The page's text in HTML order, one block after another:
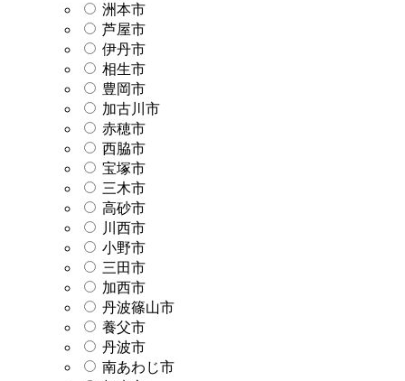
洲本市
芦屋市
伊丹市
相生市
豊岡市
加古川市
赤穂市
西脇市
宝塚市
三木市
高砂市
川西市
小野市
三田市
加西市
丹波篠山市
養父市
丹波市
南あわじ市